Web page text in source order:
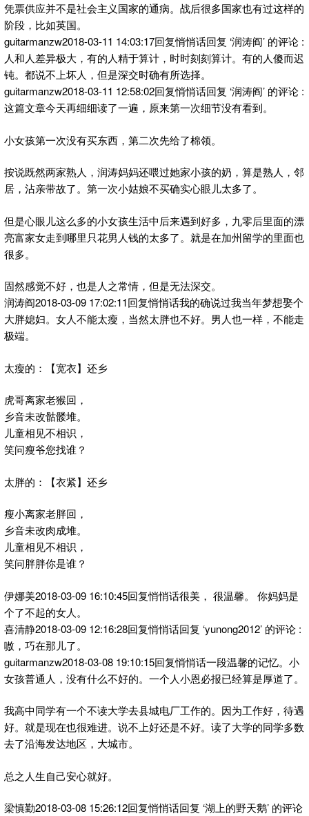
凭票供应并不是社会主义国家的通病。战后很多国家也有过这样的
阶段，比如英国。
guitarmanzw2018-03-11 14:03:17回复悄悄话回复 ‘润涛阎’ 的评论 :
人和人差异极大，有的人精于算计，时时刻刻算计。有的人傻而迟
钝。都说不上坏人，但是深交时确有所选择。
guitarmanzw2018-03-11 12:58:02回复悄悄话回复 ‘润涛阎’ 的评论 :
这篇文章今天再细细读了一遍，原来第一次细节没有看到。
小女孩第一次没有买东西，第二次先给了棉领。
按说既然两家熟人，润涛妈妈还喂过她家小孩的奶，算是熟人，邻
居，沾亲带故了。第一次小姑娘不买确实心眼儿太多了。
但是心眼儿这么多的小女孩生活中后来遇到好多，九零后里面的漂
亮富家女走到哪里只花男人钱的太多了。就是在加州留学的里面也
很多。
固然感觉不好，也是人之常情，但是无法深交。
润涛阎2018-03-09 17:02:11回复悄悄话我的确说过我当年梦想娶个
大胖媳妇。女人不能太瘦，当然太胖也不好。男人也一样，不能走
极端。
太瘦的：【宽衣】还乡
虎哥离家老猴回，
乡音未改骷髅堆。
儿童相见不相识，
笑问瘦爷您找谁？
太胖的：【衣紧】还乡
瘦小离家老胖回，
乡音未改肉成堆。
儿童相见不相识，
笑问胖胖你是谁？
伊娜美2018-03-09 16:10:45回复悄悄话很美， 很温馨。 你妈妈是
个了不起的女人。
喜清静2018-03-09 12:16:28回复悄悄话回复 ‘yunong2012’ 的评论 :
嗷，巧在那儿了。
guitarmanzw2018-03-08 19:10:15回复悄悄话一段温馨的记忆。小
女孩普通人，没有什么不好的。一个人小恩必报已经算是厚道了。
我高中同学有一个不读大学去县城电厂工作的。因为工作好，待遇
好。就是现在也很难进。说不上好还是不好。读了大学的同学多数
去了沿海发达地区，大城市。
总之人生自己安心就好。
梁慎勤2018-03-08 15:26:12回复悄悄话回复 ‘湖上的野天鹅’ 的评论